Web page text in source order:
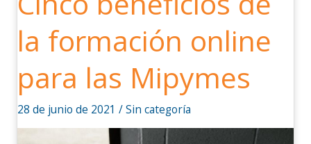
la formación online
para las Mipymes
28 de junio de 2021 /Sin categoría
beneficios
de
la
online
para
las